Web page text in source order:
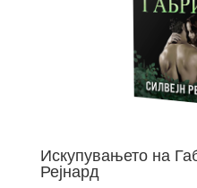
Искупувањето на
Рејнард